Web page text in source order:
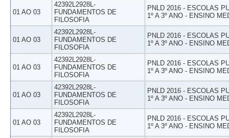
01 AO 03
42392L2928L-
FUNDAMENTOS DE
FILOSOFIA
PNLD 2016 - ESCOLAS
1º A 3º ANO - ENSINO
01 AO 03
42392L2928L-
FUNDAMENTOS DE
FILOSOFIA
PNLD 2016 - ESCOLAS
1º A 3º ANO - ENSINO
01 AO 03
42392L2928L-
FUNDAMENTOS DE
FILOSOFIA
PNLD 2016 - ESCOLAS
1º A 3º ANO - ENSINO
01 AO 03
42392L2928L-
FUNDAMENTOS DE
FILOSOFIA
PNLD 2016 - ESCOLAS
1º A 3º ANO - ENSINO
01 AO 03
42392L2928L-
FUNDAMENTOS DE
FILOSOFIA
PNLD 2016 - ESCOLAS
1º A 3º ANO - ENSINO